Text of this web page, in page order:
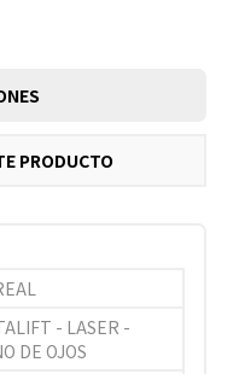
PRODUCTO
- LASER -
DE OJOS